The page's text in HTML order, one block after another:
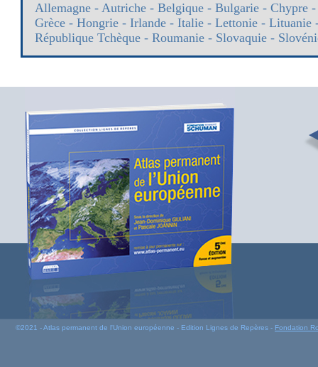
Allemagne - Autriche - Belgique - Bulgarie - Chypre
Grèce - Hongrie - Irlande - Italie - Lettonie - Lituanie
République Tchèque - Roumanie - Slovaquie -
©2021 - Atlas permanent de l'Union européenne - Edition Lignes de Repères - Fondation